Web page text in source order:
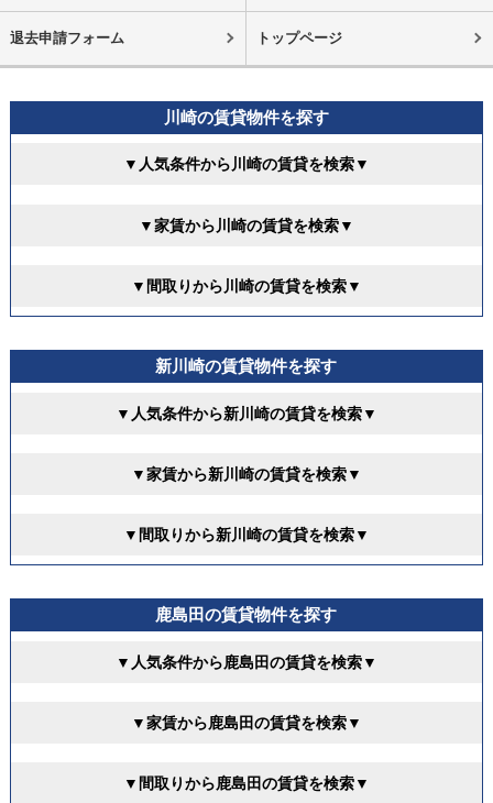
退去申請フォーム トップページ
川崎の賃貸物件を探す
▼人気条件から川崎の賃貸を検索▼
▼家賃から川崎の賃貸を検索▼
▼間取りから川崎の賃貸を検索▼
新川崎の賃貸物件を探す
▼人気条件から新川崎の賃貸を検索▼
▼家賃から新川崎の賃貸を検索▼
▼間取りから新川崎の賃貸を検索▼
鹿島田の賃貸物件を探す
▼人気条件から鹿島田の賃貸を検索▼
▼家賃から鹿島田の賃貸を検索▼
▼間取りから鹿島田の賃貸を検索▼